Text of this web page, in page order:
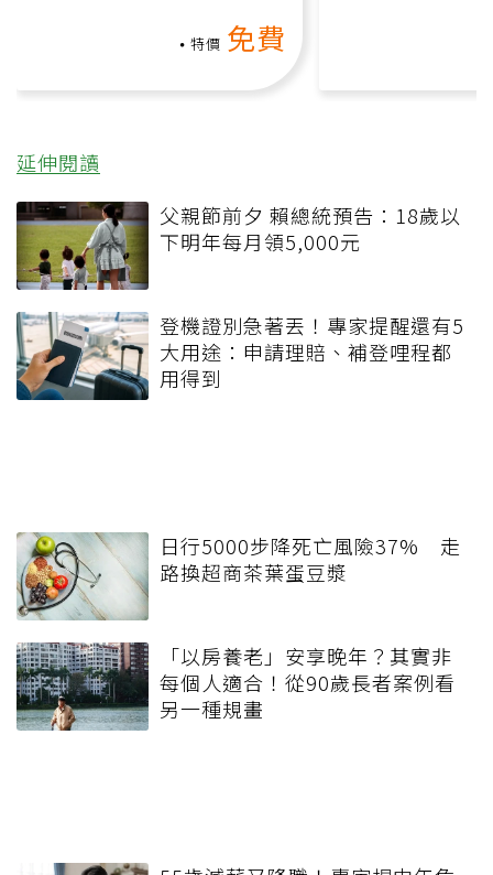
特價 免費
延伸閱讀
父親節前夕 賴總統預告：18歲以
下明年每月領5,000元
登機證別急著丟！專家提醒還有5
大用途：申請理賠、補登哩程都
用得到
日行5000步降死亡風險37% 走
路換超商茶葉蛋豆漿
「以房養老」安享晚年？其實非
每個人適合！從90歲長者案例看
另一種規畫